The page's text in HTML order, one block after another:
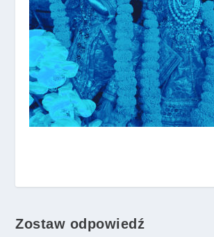
Zostaw odpowiedź